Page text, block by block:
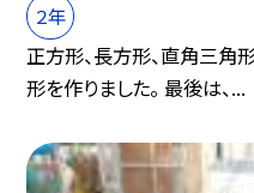
２年
正方形、長方形、直角三角
形を作りました。 最後は、...